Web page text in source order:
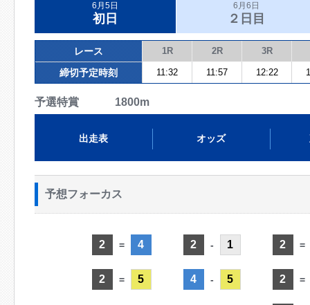
6月5日
初日
6月6日
２日目
レース 1R 2R 3R
締切予定時刻 11:32 11:57 12:22
予選特賞 1800m
出走表 オッズ
予想フォーカス
2 = 4
2 = 5
2 - 1
4 - 5
2 =
2 =